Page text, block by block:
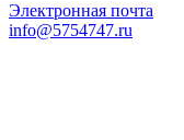
Электронная почта
info@5754747.ru